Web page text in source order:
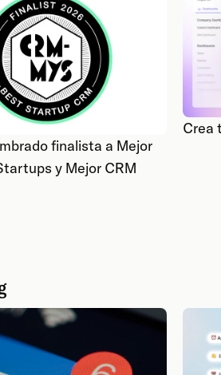
finalista a Mejor
y Mejor CRM
Crea